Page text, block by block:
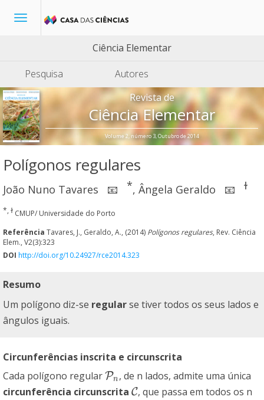
Toggle
Ciência Elementar
Pesquisa
Autores
Revista de
Ciência Elementar
Volume 2, número 3, Outubro de 2014
Polígonos regulares
João Nuno Tavares 📧 *, Ângela Geraldo 📧 ɫ
*, ɫ CMUP/ Universidade do Porto
Referência Tavares, J., Geraldo, A., (2014) Polígonos regulares, Rev. Ciência
Elem., V2(3):323
DOI http://doi.org/10.24927/rce2014.323
Resumo
Um polígono diz-se regularse tiver todos os seus lados e
ângulos iguais.
Circunferências inscrita e circunscrita
Cada polígono regular Pn
Pn , de n lados, admite uma única
circunferência circunscrita C
C, que passa em todos os n